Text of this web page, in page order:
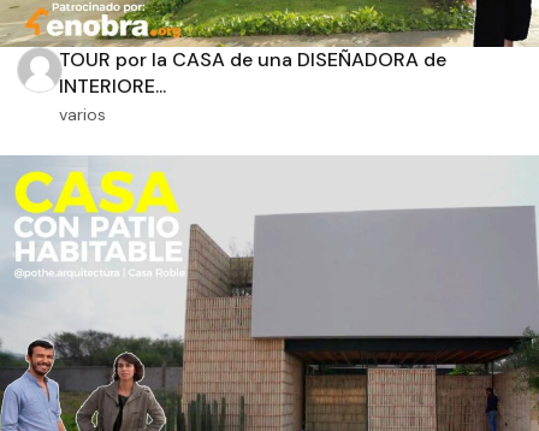
TOUR por la CASA de una DISEÑADORA de
INTERIORE...
varios
m2 de terreno
Aplicar filtros